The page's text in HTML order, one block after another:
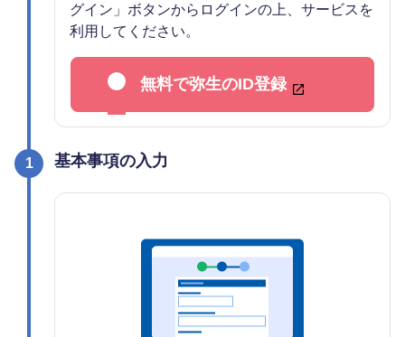
グイン」ボタンからログインの上、サービスを
利用してください。
無料で弥生のID登録
1 基本事項の入力